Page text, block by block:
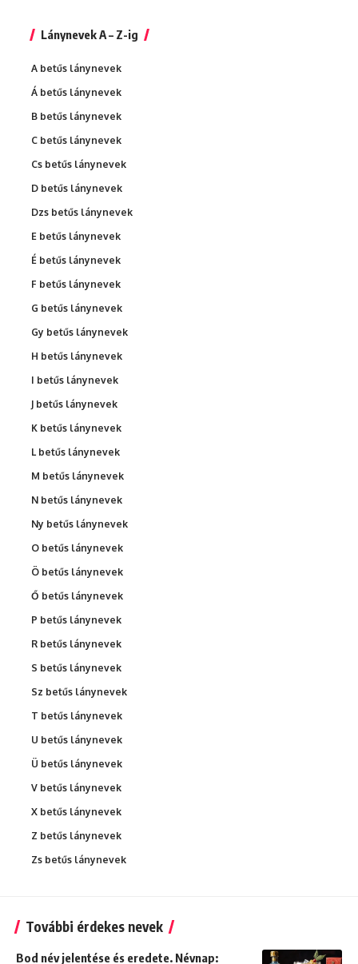
Lánynevek A – Z-ig
A betűs lánynevek
Á betűs lánynevek
B betűs lánynevek
C betűs lánynevek
Cs betűs lánynevek
D betűs lánynevek
Dzs betűs lánynevek
E betűs lánynevek
É betűs lánynevek
F betűs lánynevek
G betűs lánynevek
Gy betűs lánynevek
H betűs lánynevek
I betűs lánynevek
J betűs lánynevek
K betűs lánynevek
L betűs lánynevek
M betűs lánynevek
N betűs lánynevek
Ny betűs lánynevek
O betűs lánynevek
Ö betűs lánynevek
Ő betűs lánynevek
P betűs lánynevek
R betűs lánynevek
S betűs lánynevek
Sz betűs lánynevek
T betűs lánynevek
U betűs lánynevek
Ü betűs lánynevek
V betűs lánynevek
X betűs lánynevek
Z betűs lánynevek
Zs betűs lánynevek
További érdekes nevek
Bod név jelentése és eredete. Névnap: